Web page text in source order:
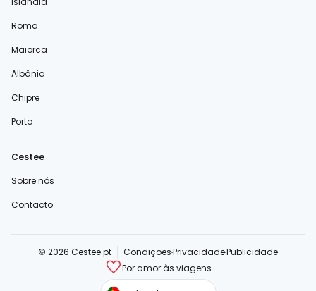
Roma
Maiorca
Albânia
Chipre
Porto
Cestee
Sobre nós
Contacto
© 2026 Cestee.pt CondiçõesPrivacidadePublicidade
Por amor às viagens
cestee.com